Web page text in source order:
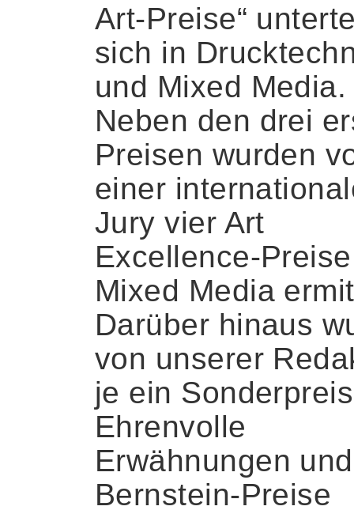
Art-Preise“
sich in
und Mixed Media.
Neben den drei
Preisen wurden
einer
Jury vier Art
Excellence-
Mixed Media
Darüber hinaus
von unserer
je ein
Ehrenvolle
Erwähnungen
Bernstein-Preise